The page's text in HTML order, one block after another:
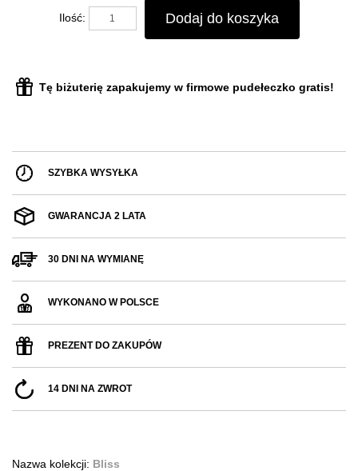
Ilość: Dodaj do koszyka
Tę biżuterię zapakujemy w firmowe pudełeczko gratis!
SZYBKA WYSYŁKA
GWARANCJA 2 LATA
30 DNI NA WYMIANĘ
WYKONANO W POLSCE
PREZENT DO ZAKUPÓW
14 DNI NA ZWROT
Nazwa kolekcji: Bliss